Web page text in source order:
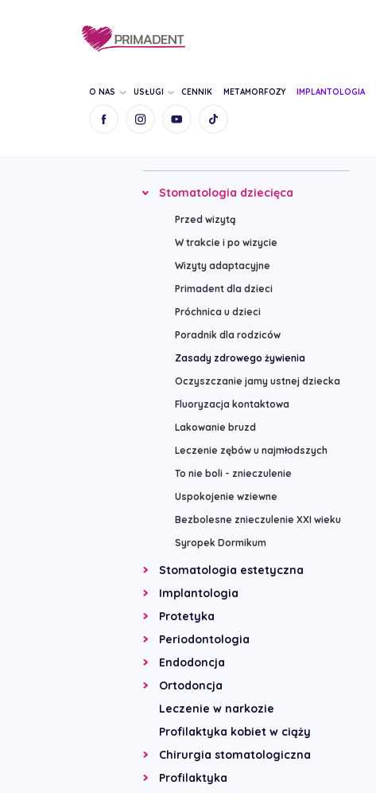
O NAS USŁUGI CENNIK METAMORFOZY IMPLANTOLOGIA
Stomatologia dziecięca
Przed wizytą
W trakcie i po wizycie
Wizyty adaptacyjne
Primadent dla dzieci
Próchnica u dzieci
Poradnik dla rodziców
Zasady zdrowego żywienia
Oczyszczanie jamy ustnej dziecka
Fluoryzacja kontaktowa
Lakowanie bruzd
Leczenie zębów u najmłodszych
To nie boli - znieczulenie
Uspokojenie wziewne
Bezbolesne znieczulenie XXI wieku
Syropek Dormikum
Stomatologia estetyczna
Implantologia
Protetyka
Periodontologia
Endodoncja
Ortodoncja
Leczenie w narkozie
Profilaktyka kobiet w ciąży
Chirurgia stomatologiczna
Profilaktyka